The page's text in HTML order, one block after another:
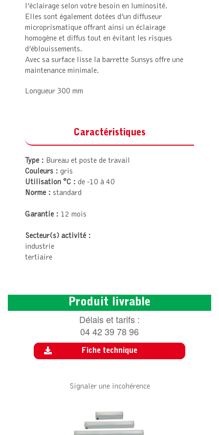
l’éclairage selon votre besoin en luminosité.
Elles sont également dotées d’un diffuseur
microprismatique offrant ainsi un éclairage
homogène et diffus tout en évitant les risques
d’éblouissements.
Avec sa surface lisse la barrette Sunsys offre une
maintenance minimale.
Longueur 300 mm
Caractéristiques
Type : Bureau et poste de travail
Couleurs : gris
Utilisation °C : de -10 à 40
Norme : standard
Garantie : 12 mois
Secteur(s) activité :
industrie
tertiaire
Produit livrable
Délais et tarifs :
04 42 39 78 96
Fiche technique
Signaler une incohérence